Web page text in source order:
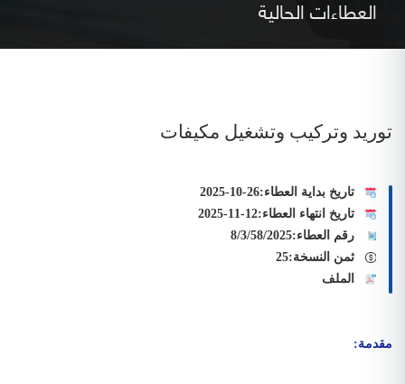
العطاءات الحالية
توريد وتركيب وتشغيل مكيفات
تاريخ بداية العطاء:2025-10-26
تاريخ انتهاء العطاء:2025-11-12
رقم العطاء:8/3/58/2025
ثمن النسخة:25
الملف
مقدمة: